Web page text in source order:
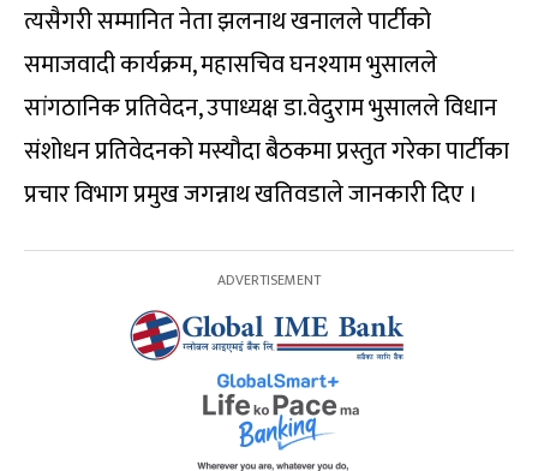
त्यसैगरी सम्मानित नेता झलनाथ खनालले पार्टीको
समाजवादी कार्यक्रम, महासचिव घनश्याम भुसालले
सांगठानिक प्रतिवेदन, उपाध्यक्ष डा.वेदुराम भुसालले विधान
संशोधन प्रतिवेदनको मस्यौदा बैठकमा प्रस्तुत गरेका पार्टीका
प्रचार विभाग प्रमुख जगन्नाथ खतिवडाले जानकारी दिए ।